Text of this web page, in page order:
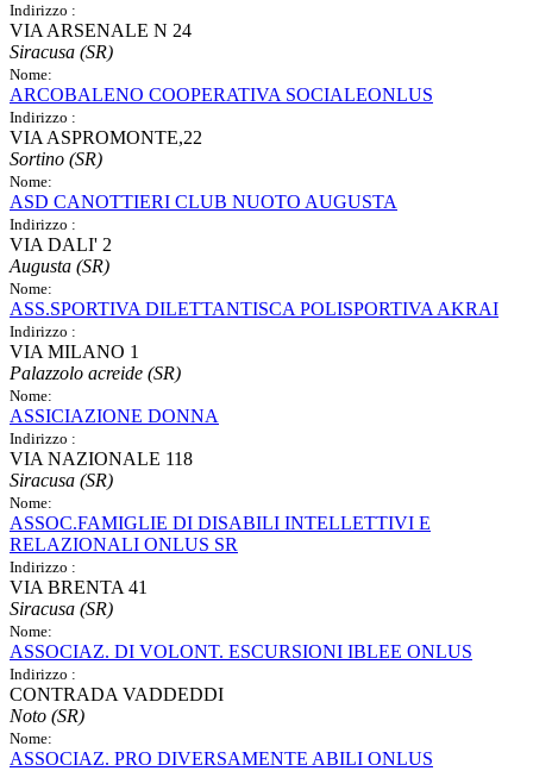
Indirizzo :
VIA ARSENALE N 24
Siracusa (SR)
Nome:
ARCOBALENO COOPERATIVA SOCIALEONLUS
Indirizzo :
VIA ASPROMONTE,22
Sortino (SR)
Nome:
ASD CANOTTIERI CLUB NUOTO AUGUSTA
Indirizzo :
VIA DALI' 2
Augusta (SR)
Nome:
ASS.SPORTIVA DILETTANTISCA POLISPORTIVA AKRAI
Indirizzo :
VIA MILANO 1
Palazzolo acreide (SR)
Nome:
ASSICIAZIONE DONNA
Indirizzo :
VIA NAZIONALE 118
Siracusa (SR)
Nome:
ASSOC.FAMIGLIE DI DISABILI INTELLETTIVI E
RELAZIONALI ONLUS SR
Indirizzo :
VIA BRENTA 41
Siracusa (SR)
Nome:
ASSOCIAZ. DI VOLONT. ESCURSIONI IBLEE ONLUS
Indirizzo :
CONTRADA VADDEDDI
Noto (SR)
Nome:
ASSOCIAZ. PRO DIVERSAMENTE ABILI ONLUS